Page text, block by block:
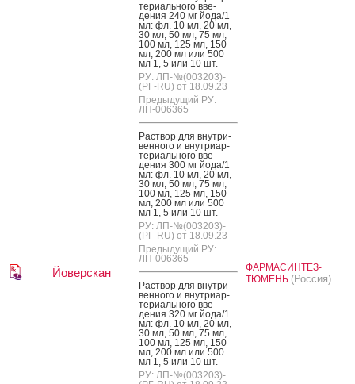
Йоверскан
те­ри­аль­но­го вве­
дения 240 мг й­ода/1
мл: фл. 10 мл, 20 мл,
30 мл, 50 мл, 75 мл,
100 мл, 125 мл, 150
мл, 200 мл или 500
мл 1, 5 или 10 шт.
РУ: ЛП-№(003203)-
(РГ-RU) от 18.09.23
Предыдущий РУ:
ЛП-006365
Рас­твор для внут­ри­
вен­но­го и внут­ри­ар­
те­ри­аль­но­го вве­
дения 300 мг й­ода/1
мл: фл. 10 мл, 20 мл,
30 мл, 50 мл, 75 мл,
100 мл, 125 мл, 150
мл, 200 мл или 500
мл 1, 5 или 10 шт.
РУ: ЛП-№(003203)-
(РГ-RU) от 18.09.23
Предыдущий РУ:
ЛП-006365
Рас­твор для внут­ри­
вен­но­го и внут­ри­ар­
те­ри­аль­но­го вве­
дения 320 мг й­ода/1
мл: фл. 10 мл, 20 мл,
30 мл, 50 мл, 75 мл,
100 мл, 125 мл, 150
мл, 200 мл или 500
мл 1, 5 или 10 шт.
РУ: ЛП-№(003203)-
ФАРМАСИНТЕЗ-
ТЮМЕНЬ (Россия)